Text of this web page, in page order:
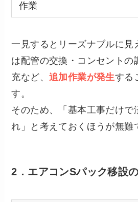
作業
一見するとリーズナブルに見
は配管の交換・コンセントの
充など、追加作業が発生する
す。
そのため、「基本工事だけで
れ」と考えておくほうが無難
2．エアコンSパック移設